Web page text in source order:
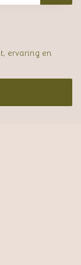
ervaring en